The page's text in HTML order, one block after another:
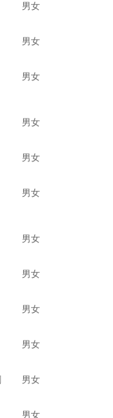
男女
男女
男女
男女
男女
男女
男女
男女
男女
男女
男女
男女